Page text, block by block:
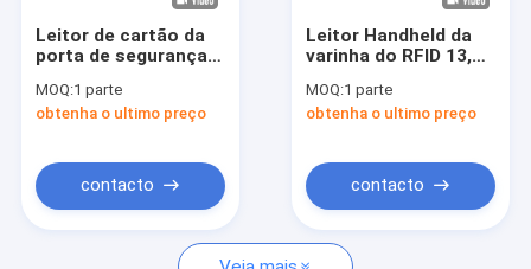
Peça umas citações
Leitor de cartão da
porta de segurança
acesso da porta do
RFID para o sistema
MOQ:1 parte
obtenha o ultimo preço
contacto
Leitor Handheld da
varinha do RFID 13,56
da vara do RFID -
filtre para o
MOQ:1 parte
obtenha o ultimo preço
contacto